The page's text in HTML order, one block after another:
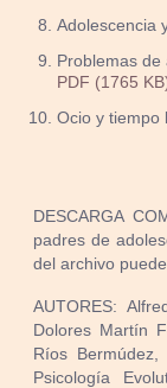
Adolescencia
Problemas de
PDF (1765
Ocio y tiempo
DESCARGA
padres de
del archivo
AUTORES:
Dolores Martín
Ríos
Psicología